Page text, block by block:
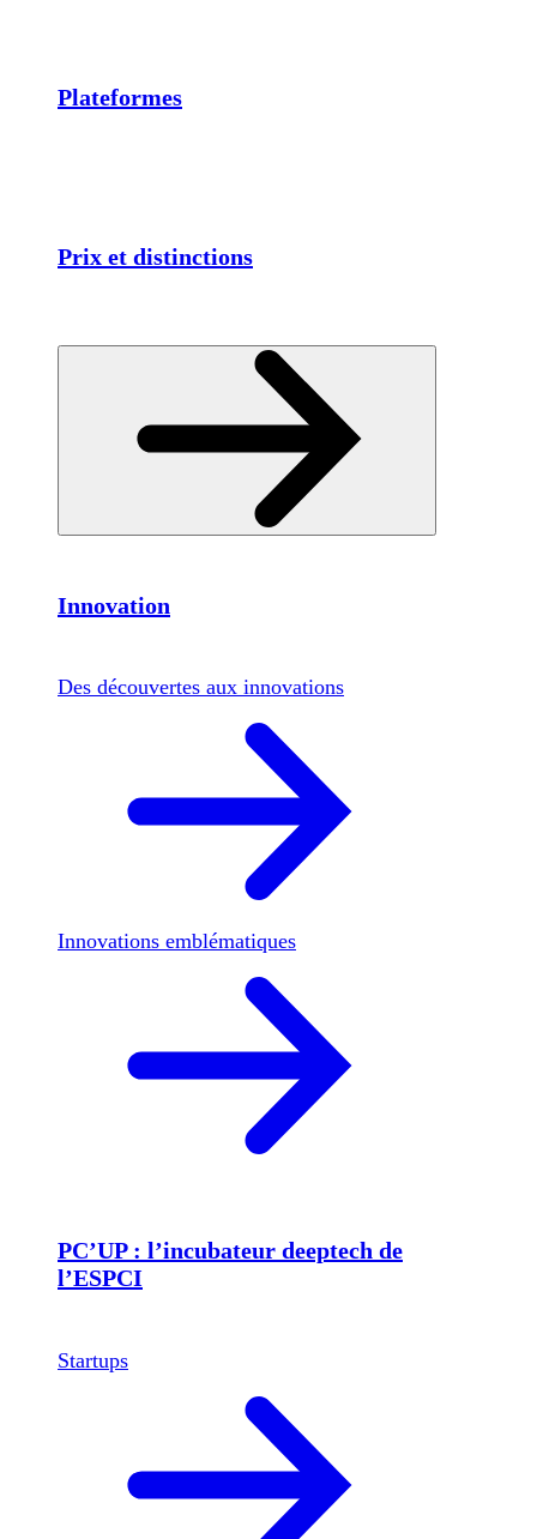
Plateformes
Prix et distinctions
Innovation
Des découvertes aux innovations
Innovations emblématiques
PC’UP : l’incubateur deeptech de
l’ESPCI
Startups